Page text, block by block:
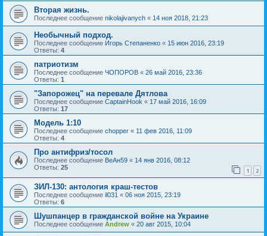
Вторая жизнь.
Последнее сообщение nikolajivanych « 14 ноя 2018, 21:23
Необычный подход.
Последнее сообщение Игорь Степаненко « 15 июн 2016, 23:19
Ответы: 4
патриотизм
Последнее сообщение ЧОПОРОВ « 26 май 2016, 23:36
Ответы: 1
"Запорожец" на перевале Дятлова
Последнее сообщение CaptainHook « 17 май 2016, 16:09
Ответы: 17
Модель 1:10
Последнее сообщение chopper « 11 фев 2016, 11:09
Ответы: 4
Про антифриз/тосол
Последнее сообщение ВеАн59 « 14 янв 2016, 08:12
Ответы: 25 1 2
ЗИЛ-130: антология краш-тестов
Последнее сообщение il031 « 06 ноя 2015, 23:19
Ответы: 6
Шушпанцер в гражданской войне на Украине
Последнее сообщение Andrew « 20 авг 2015, 10:04